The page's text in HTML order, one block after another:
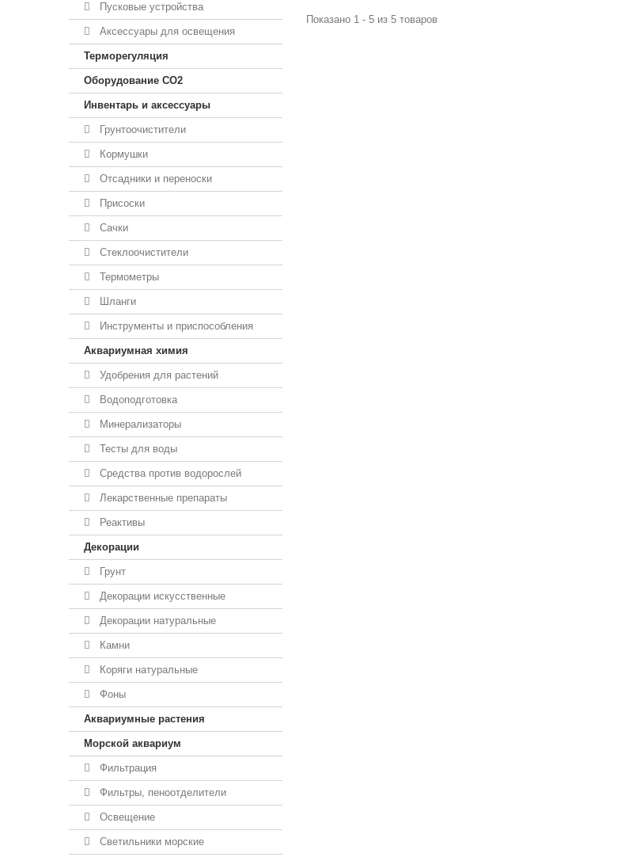
Пусковые устройства
Аксессуары для освещения
Терморегуляция
Оборудование CO2
Инвентарь и аксессуары
Грунтоочистители
Кормушки
Отсадники и переноски
Присоски
Сачки
Стеклоочистители
Термометры
Шланги
Инструменты и приспособления
Аквариумная химия
Удобрения для растений
Водоподготовка
Минерализаторы
Тесты для воды
Средства против водорослей
Лекарственные препараты
Реактивы
Декорации
Грунт
Декорации искусственные
Декорации натуральные
Камни
Коряги натуральные
Фоны
Аквариумные растения
Морской аквариум
Фильтрация
Фильтры, пеноотделители
Освещение
Светильники морские
Показано 1 - 5 из 5 товаров